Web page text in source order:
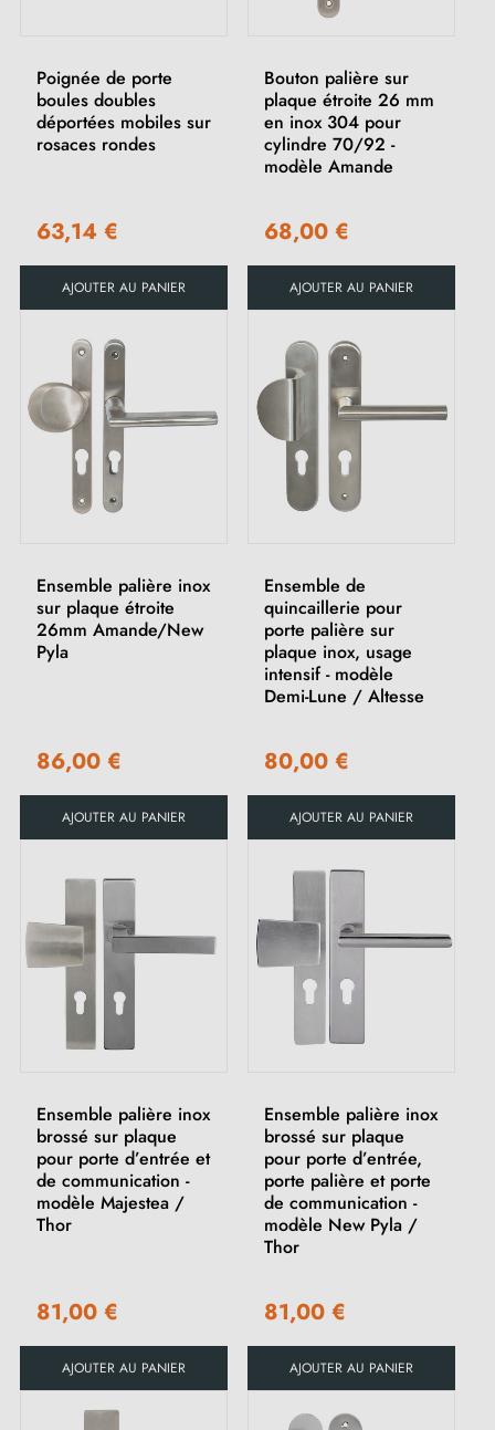
Poignée de porte
boules doubles
déportées mobiles sur
rosaces rondes
63,14 €
AJOUTER AU PANIER
Bouton palière sur
plaque étroite 26 mm
en inox 304 pour
cylindre 70/92 -
modèle Amande
68,00 €
AJOUTER AU PANIER
Ensemble palière inox
sur plaque étroite
26mm Amande/New
Pyla
86,00 €
AJOUTER AU PANIER
Ensemble de
quincaillerie pour
porte palière sur
plaque inox, usage
intensif - modèle
Demi-Lune / Altesse
80,00 €
AJOUTER AU PANIER
Ensemble palière inox
brossé sur plaque
pour porte d’entrée et
de communication -
modèle Majestea /
Thor
81,00 €
AJOUTER AU PANIER
Ensemble palière inox
brossé sur plaque
pour porte d’entrée,
porte palière et porte
de communication -
modèle New Pyla /
Thor
81,00 €
AJOUTER AU PANIER